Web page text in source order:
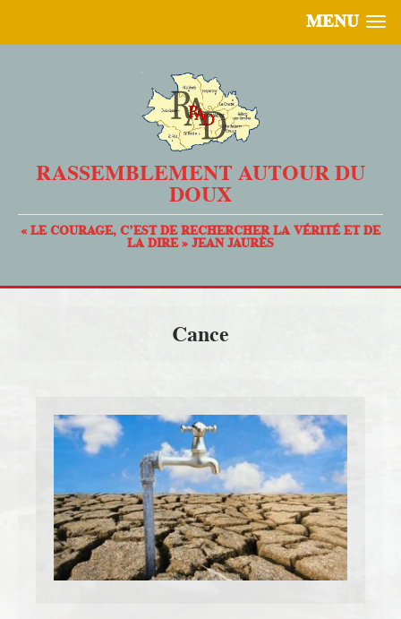
MENU
RASSEMBLEMENT AUTOUR DU
DOUX
« LE COURAGE, C’EST DE RECHERCHER LA VÉRITÉ ET DE
LA DIRE » JEAN JAURÈS
Cance